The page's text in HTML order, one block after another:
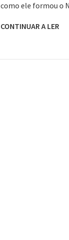
como ele formou o
CONTINUAR A LER